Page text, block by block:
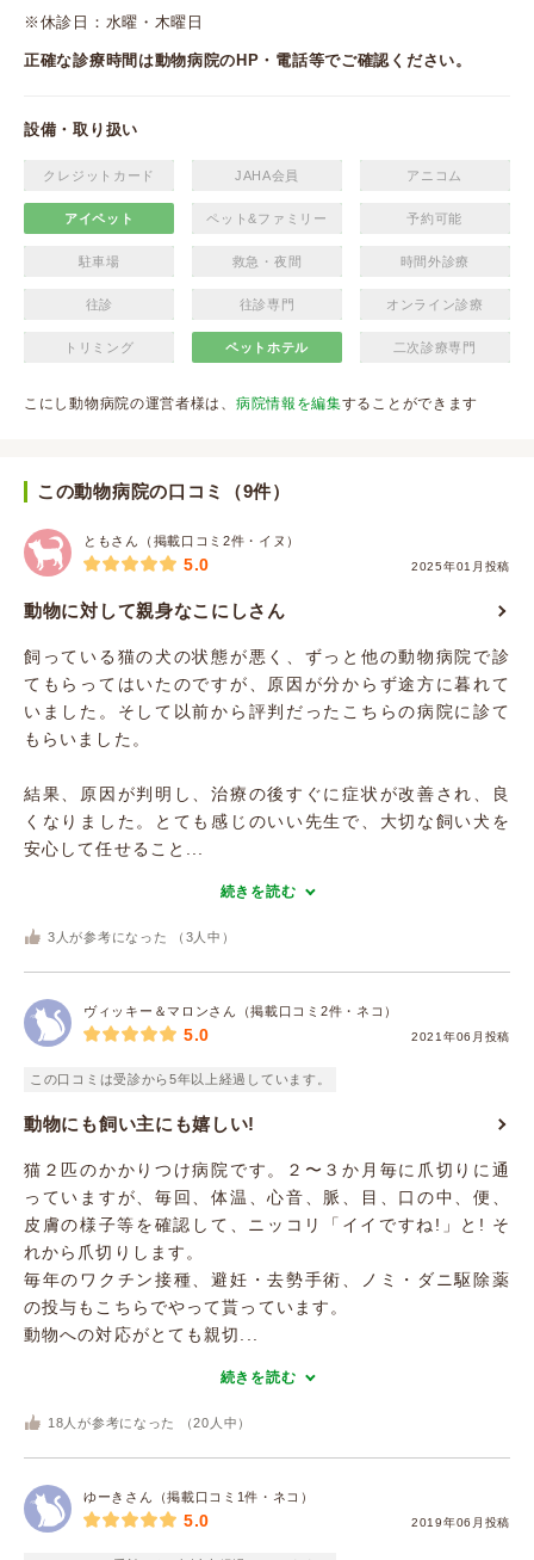
※休診日：水曜・木曜日
正確な診療時間は動物病院のHP・電話等でご確認ください。
設備・取り扱い
クレジットカード JAHA会員 アニコム
アイペット ペット&ファミリー 予約可能
駐車場 救急・夜間 時間外診療
往診 往診専門 オンライン診療
トリミング ペットホテル 二次診療専門
こにし動物病院の運営者様は、 病院情報を編集することができます
この動物病院の口コミ（9件）
ともさん（掲載口コミ2件・イヌ）
2025年01月投稿
5.0
動物に対して親身なこにしさん
飼っている猫の犬の状態が悪く、ずっと他の動物病院で診
てもらってはいたのですが、原因が分からず途方に暮れて
いました。そして以前から評判だったこちらの病院に診て
もらいました。
結果、原因が判明し、治療の後すぐに症状が改善され、良
くなりました。とても感じのいい先生で、大切な飼い犬を
安心して任せること...
続きを読む
3 人が参考になった （ 3 人中）
ヴィッキー＆マロンさん（掲載口コミ2件・ネコ）
2021年06月投稿
5.0
この口コミは受診から5年以上経過しています。
動物にも飼い主にも嬉しい!
猫２匹のかかりつけ病院です。２〜３か月毎に爪切りに通
っていますが、毎回、体温、心音、脈、目、口の中、便、
皮膚の様子等を確認して、ニッコリ「イイですね!」と! そ
れから爪切りします。
毎年のワクチン接種、避妊・去勢手術、ノミ・ダニ駆除薬
の投与もこちらでやって貰っています。
動物への対応がとても親切...
続きを読む
18 人が参考になった （20 人中）
ゆーきさん（掲載口コミ1件・ネコ）
2019年06月投稿
5.0